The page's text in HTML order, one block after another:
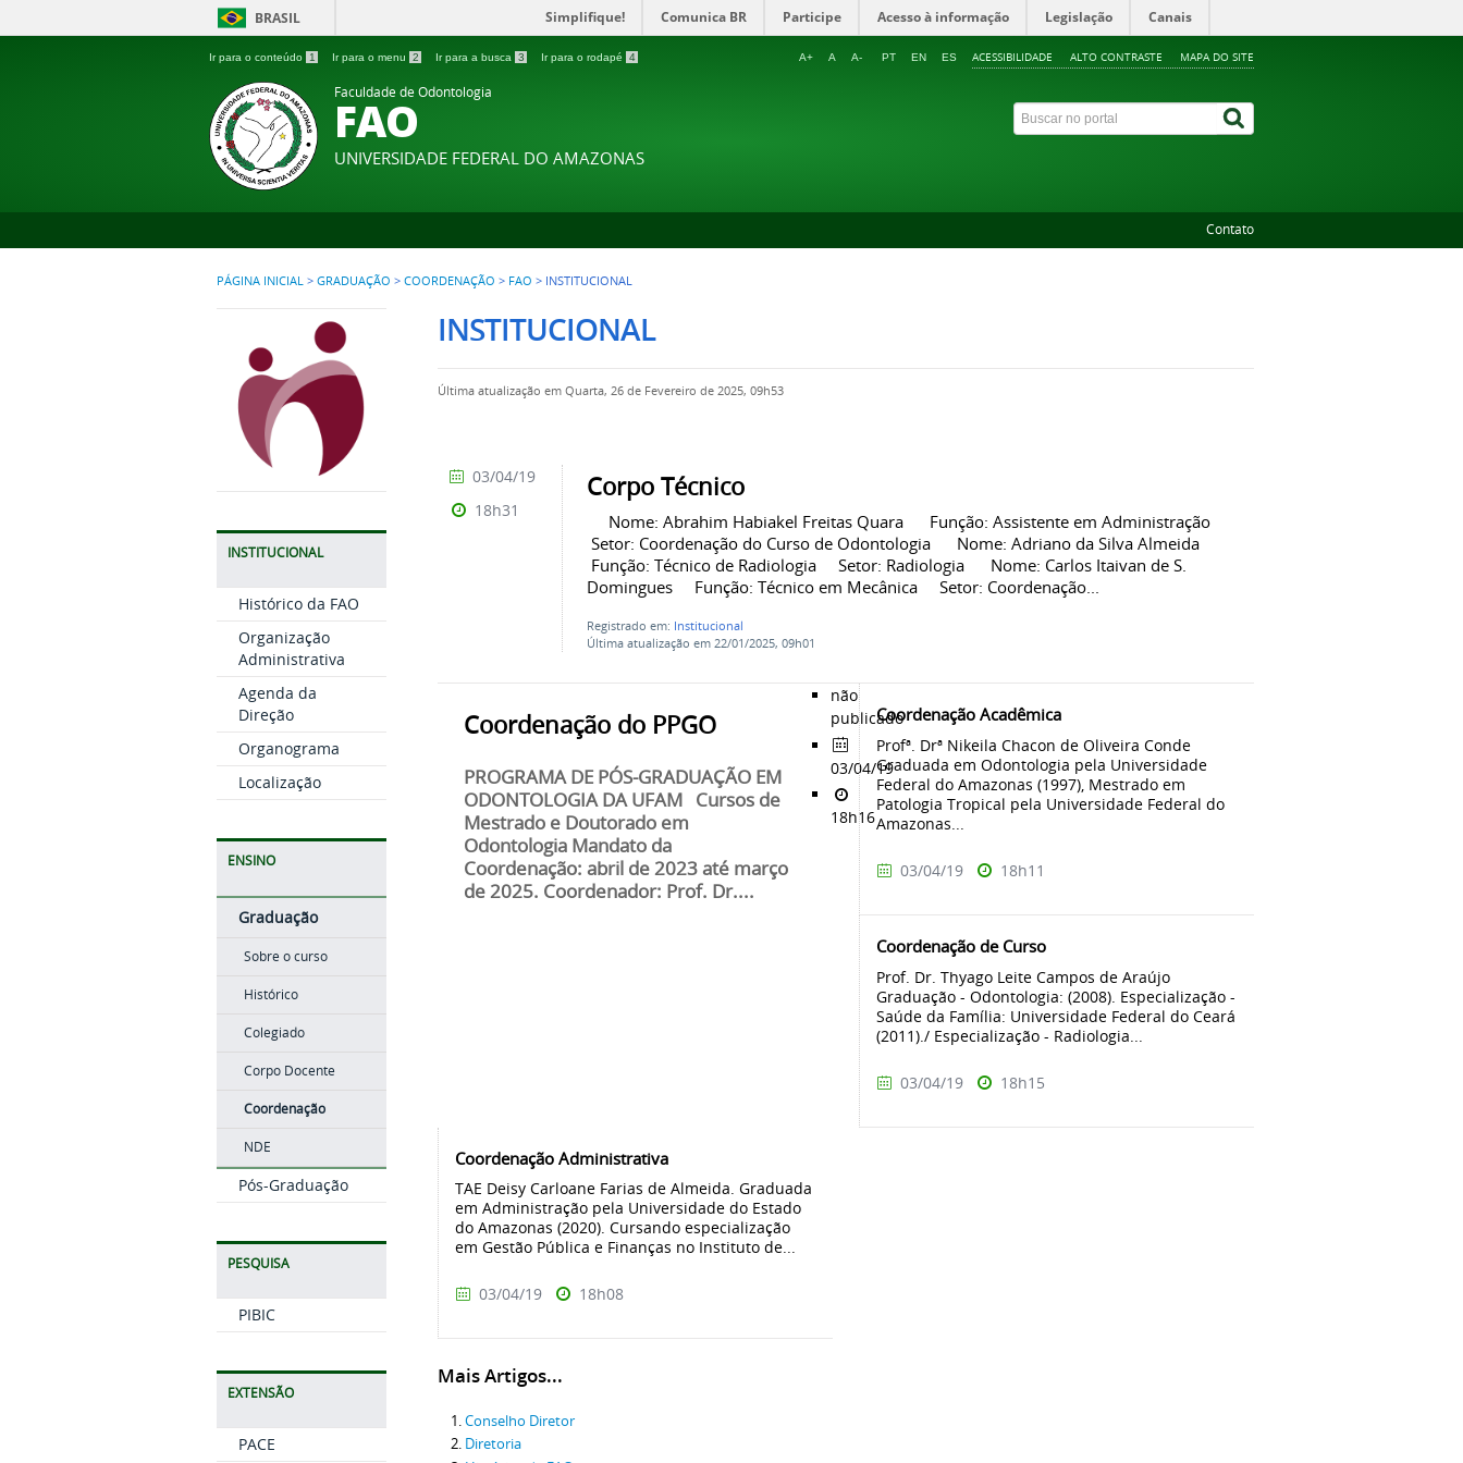
BRASIL Simplifique! Comunica BR Participe Acesso à informação Legislação Canais
Ir para o conteúdo 1 Ir para o menu 2 Ir para a busca 3 Ir para o rodapé 4 ACESSIBILIDADE ALTO CONTRASTE MAPA DO SITE
A+ A A- PT EN ES
Faculdade de Odontologia
FAO
UNIVERSIDADE FEDERAL DO AMAZONAS
Contato
PÁGINA INICIAL > GRADUAÇÃO > COORDENAÇÃO > FAO > INSTITUCIONAL
INSTITUCIONAL
Histórico da FAO
Organização
Administrativa
Agenda da
Direção
Organograma
Localização
ENSINO
Graduação
Sobre o curso
Histórico
Colegiado
Corpo Docente
Coordenação
NDE
Pós-Graduação
PESQUISA
PIBIC
EXTENSÃO
PACE
INSTITUCIONAL
Última atualização em Quarta, 26 de Fevereiro de 2025, 09h53
Corpo Técnico
Nome: Abrahim Habiakel Freitas Quara Função: Assistente em Administração
Setor: Coordenação do Curso de Odontologia Nome: Adriano da Silva Almeida
Função: Técnico de Radiologia Setor: Radiologia Nome: Carlos Itaivan de S.
Domingues Função: Técnico em Mecânica Setor: Coordenação...
Registrado em: Institucional
Última atualização em 22/01/2025, 09h01
03/04/19
18h31
Coordenação do PPGO
PROGRAMA DE PÓS-GRADUAÇÃO EM
ODONTOLOGIA DA UFAM Cursos de
Mestrado e Doutorado em
Odontologia Mandato da
Coordenação: abril de 2023 até março
de 2025. Coordenador: Prof. Dr....
não
publicado
03/04/19
18h16
Coordenação Acadêmica
Profª. Drª Nikeila Chacon de Oliveira Conde
Graduada em Odontologia pela Universidade
Federal do Amazonas (1997), Mestrado em
Patologia Tropical pela Universidade Federal do
Amazonas...
03/04/19 18h11
Coordenação de Curso
Prof. Dr. Thyago Leite Campos de Araújo
Graduação - Odontologia: (2008). Especialização -
Saúde da Família: Universidade Federal do Ceará
(2011)./ Especialização - Radiologia...
03/04/19 18h15
Coordenação Administrativa
TAE Deisy Carloane Farias de Almeida. Graduada
em Administração pela Universidade do Estado
do Amazonas (2020). Cursando especialização
em Gestão Pública e Finanças no Instituto de...
03/04/19 18h08
Mais Artigos...
Conselho Diretor
Diretoria